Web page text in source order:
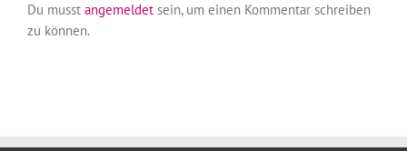
Du musst angemeldet sein, um einen Kommentar schreiben
zu können.